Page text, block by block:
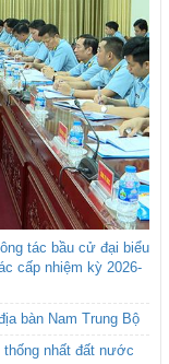
tác bầu cử đại biểu
cấp nhiệm kỳ 2026-
bàn Nam Trung Bộ
thống nhất đất nước